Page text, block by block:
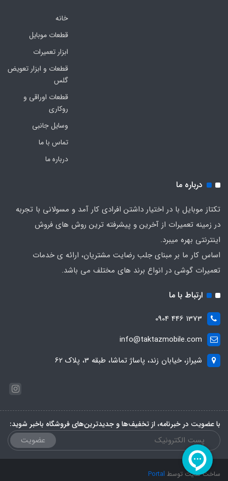
خانه
قطعات موبایل
ابزار تعمیرات
قطعات و ابزار تعویض
گلس
قطعات اوراقی و
روکاری
وسایل جانبی
تماس با ما
درباره ما
درباره ما
تکتاز موبایل با در اختیار داشتن افرادی کار آمد و مسولانی با تجربه
در زمینه تعمیرات از آخرین و پیشرفته ترین روش های فروش
اینترنتی بهره میبرد.
اساس کار ما بر مبنای جلب رضایت مشتریان، ارائه ی خدمات
تعمیرات گوشی در انواع برند های مختلف می باشد.
ارتباط با ما
1373 446 0904
info@taktazmobile.com
شیراز، خیابان زند، پاساژ تماشا، طبقه 3، پلاک 62
با عضویت در خبرنامه، از تخفیف‌ها و جدیدترین‌های فروشگاه باخبر شوید:
عضویت
ساخت سایت توسط Portal